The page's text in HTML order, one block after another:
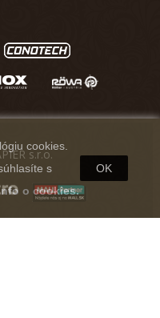
cookies.
s
o cookies.
OK
s.r.o.